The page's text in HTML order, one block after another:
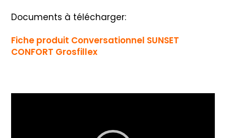
Documents à télécharger:
Fiche produit Conversationnel SUNSET
CONFORT Grosfillex